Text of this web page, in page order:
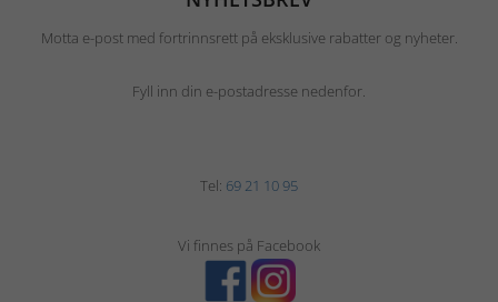
Motta e-post med fortrinnsrett på eksklusive rabatter og nyheter.
Fyll inn din e-postadresse nedenfor.
Tel: 69 21 10 95
Vi finnes på Facebook